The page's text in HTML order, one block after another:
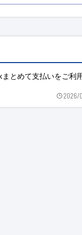
まとめて支払いをご利
2026/